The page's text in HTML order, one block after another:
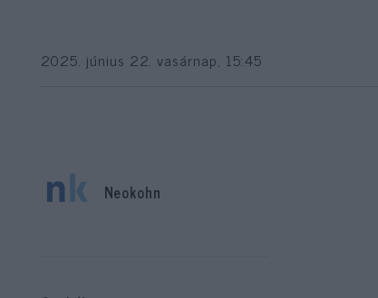
2025. június 22. vasárnap, 15:45
Neokohn